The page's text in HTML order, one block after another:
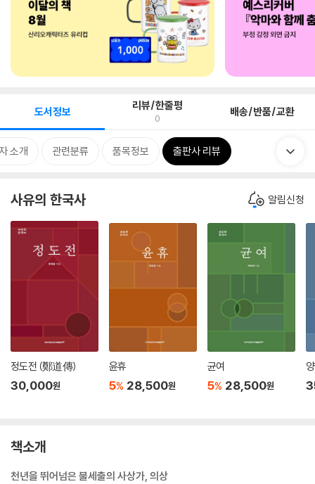
도서정보 리뷰/한줄평
0 배송/반품/교환
소개 관련분류 품목정보 출판사 리뷰
사유의 한국사 알림신청
정도전 (鄭道傳)
30,000원
윤휴
5% 28,500원
균여
5% 28,500원
책소개
천년을 뛰어넘은 불세출의 사상가, 의상